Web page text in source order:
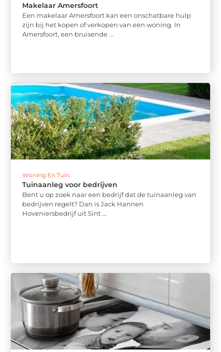
Makelaar Amersfoort
Een makelaar Amersfoort kan een onschatbare hulp
zijn bij het kopen of verkopen van een woning. In
Amersfoort, een bruisende ...
Woning En Tuin
Tuinaanleg voor bedrijven
Bent u op zoek naar een bedrijf dat de tuinaanleg van
bedrijven regelt? Dan is Jack Hannen
Hoveniersbedrijf uit Sint ...